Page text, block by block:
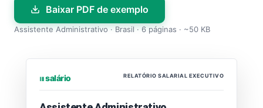
Baixar PDF de exemplo
Assistente Administrativo · Brasil · 6 páginas · ~50 KB
⏐⏐⏐ salário RELATÓRIO SALARIAL EXECUTIVO